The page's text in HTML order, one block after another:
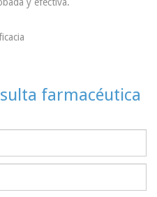
farmacéutica